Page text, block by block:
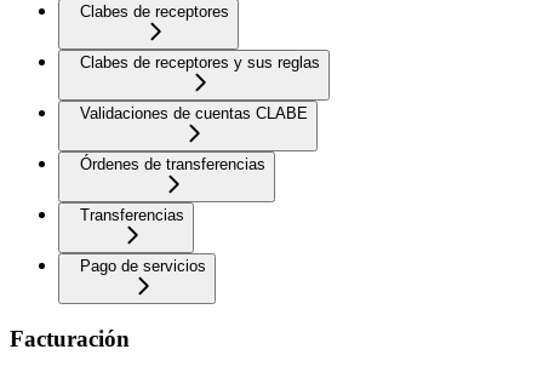
Clabes de receptores
Clabes de receptores y sus reglas
Validaciones de cuentas CLABE
Órdenes de transferencias
Transferencias
Pago de servicios
Facturación